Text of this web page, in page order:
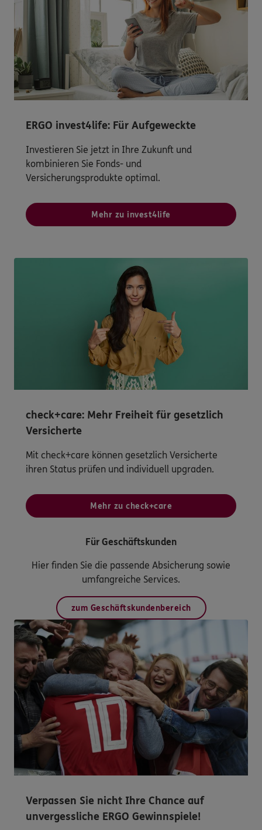
ERGO invest4life: Für Aufgeweckte
Investieren Sie jetzt in Ihre Zukunft und
kombinieren Sie Fonds- und
Versicherungsprodukte optimal.
Mehr zu invest4life
check+care: Mehr Freiheit für gesetzlich
Versicherte
Mit check+care können gesetzlich Versicherte
ihren Status prüfen und individuell upgraden.
Mehr zu check+care
Für Geschäftskunden
Hier finden Sie die passende Absicherung sowie
umfangreiche Services.
zum Geschäftskundenbereich
Verpassen Sie nicht Ihre Chance auf
unvergessliche ERGO Gewinnspiele!